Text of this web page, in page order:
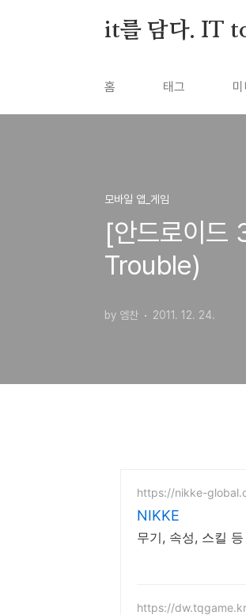
it를 담다. IT
홈 태그
모바일 앱_게임
[안드로이드
Trouble)
by 엠찬 2011. 12. 24.
https://nikke-
NIKKE
무기, 속성, 스킬
https://